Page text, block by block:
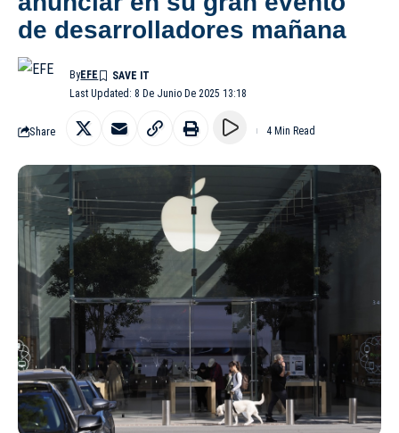
de desarrolladores mañana
Last Updated: 8 De Junio De 2025 13:18
ByEFE
Share 4 Min Read